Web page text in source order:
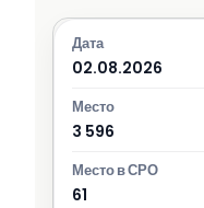
02.08.2026
3 596
61